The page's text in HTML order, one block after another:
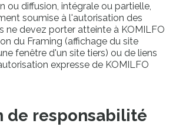
ou diffusion, intégrale ou partielle,
soumise à l'autorisation des
ne devez porter atteinte à KOMILFO
du Framing (affichage du site
fenêtre d'un site tiers) ou de liens
expresse de KOMILFO
de responsabilité